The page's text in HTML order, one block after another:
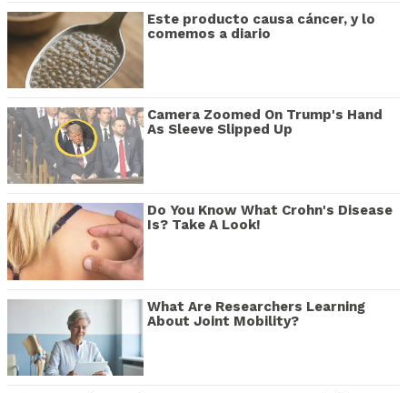
Este producto causa cáncer, y lo
comemos a diario
Camera Zoomed On Trump's Hand
As Sleeve Slipped Up
Do You Know What Crohn's Disease
Is? Take A Look!
What Are Researchers Learning
About Joint Mobility?